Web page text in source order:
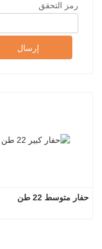
رمز التحقق
إرسال
حفار متوسط ​​22 طن